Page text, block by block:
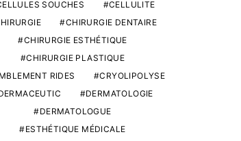
SOUCHES
CELLULITE
CHIRURGIE DENTAIRE
CHIRURGIE ESTHÉTIQUE
CHIRURGIE PLASTIQUE
RIDES
CRYOLIPOLYSE
DERMATOLOGIE
DERMATOLOGUE
ESTHÉTIQUE MÉDICALE